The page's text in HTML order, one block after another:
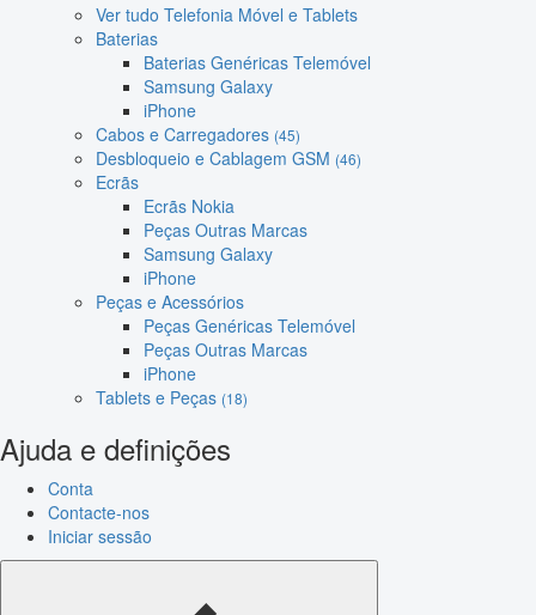
Ver tudo Telefonia Móvel e Tablets
Baterias
Baterias Genéricas Telemóvel
Samsung Galaxy
iPhone
Cabos e Carregadores (45)
Desbloqueio e Cablagem GSM (46)
Ecrãs
Ecrãs Nokia
Peças Outras Marcas
Samsung Galaxy
iPhone
Peças e Acessórios
Peças Genéricas Telemóvel
Peças Outras Marcas
iPhone
Tablets e Peças (18)
Ajuda e definições
Conta
Contacte-nos
Iniciar sessão